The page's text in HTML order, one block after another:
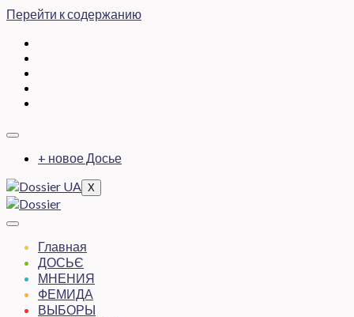
Перейти к содержанию
+ новое Досье
X
Главная
ДОСЬЄ
МНЕНИЯ
ФЕМИДА
ВЫБОРЫ